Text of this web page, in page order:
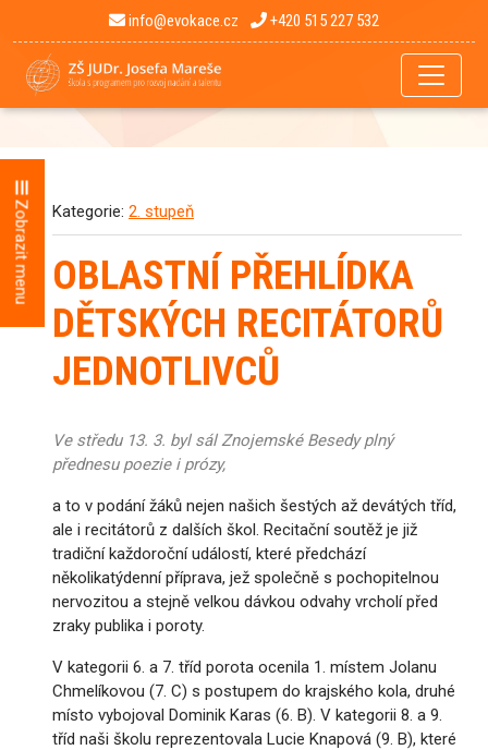
info@evokace.cz +420 515 227 532
Kategorie: 2. stupeň
OBLASTNÍ PŘEHLÍDKA
DĚTSKÝCH RECITÁTORŮ
JEDNOTLIVCŮ
Ve středu 13. 3. byl sál Znojemské Besedy plný
přednesu poezie i prózy,
a to v podání žáků nejen našich šestých až devátých tříd,
ale i recitátorů z dalších škol. Recitační soutěž je již
tradiční každoroční událostí, které předchází
několikatýdenní příprava, jež společně s pochopitelnou
nervozitou a stejně velkou dávkou odvahy vrcholí před
zraky publika i poroty.
V kategorii 6. a 7. tříd porota ocenila 1. místem Jolanu
Chmelíkovou (7. C) s postupem do krajského kola, druhé
místo vybojoval Dominik Karas (6. B). V kategorii 8. a 9.
tříd naši školu reprezentovala Lucie Knapová (9. B), které
Zobrazit menu